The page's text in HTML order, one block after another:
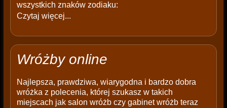
wszystkich znaków zodiaku:
Czytaj więcej...
Wróżby online
Najlepsza, prawdziwa, wiarygodna i bardzo dobra
wróżka z polecenia, której szukasz w takich
miejscach jak salon wróżb czy gabinet wróżb teraz